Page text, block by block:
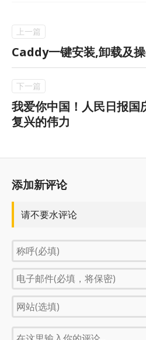
Caddy一键安装,卸载及
我爱你中国！人民日报国
复兴的伟力
添加新评论
请不要水评论